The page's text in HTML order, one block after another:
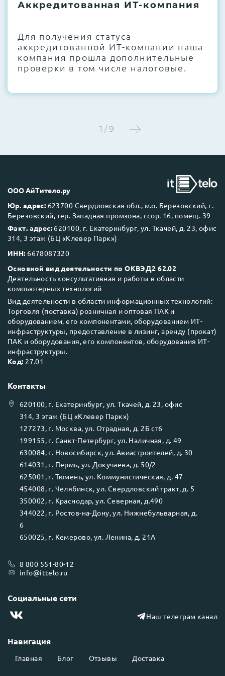
термоинтерфейсов, замена батареек
Этап 4:Стресс-тестирование под 100%
нагрузкой в течение 72 часов для
проверки стабильности всех подсистем
Next Business Day (NBD)
Аккредитованная ИТ-компания
Для получения статуса
аккредитованной ИТ-компании наша
компания прошла дополнительные
проверки в том числе налоговые.
1 / 9
ООО АйТитело.ру
Юр. адрес: 623700 Свердловская обл., м.о. Березовский, г.
Березовский, тер. Западная промзона, ссор. 16, помещ. 39
Факт. адрес: 620100, г. Екатеринбург, ул. Ткачей, д. 23, офис
314, 3 этаж (БЦ «Клевер Парк»)
ИНН: 6678087320
Основной вид деятельности по ОКВЭД2 62.02
Деятельность консультативная и работы в области
компьютерных технологий
Вид деятельности в области информационных технологий:
Торговля (поставка) розничная и оптовая ПАК и
оборудованием, его компонентами, оборудованием ИТ-
инфраструктуры, предоставление в лизинг, аренду (прокат)
ПАК и оборудования, его компонентов, оборудования ИТ-
инфраструктуры.
Код: 27.01
Навигация
Главная Блог Отзывы Доставка
Контакты
620100, г. Екатеринбург, ул.Ткачей, д. 23, офис
314, 3 этаж (БЦ «Клевер Парк»)
127273, г. Москва, ул. Отрадная, д. 2Б ст6
199155, г. Санкт-Петербург, ул. Наличная, д. 49
630084, г. Новосибирск, ул. Авиастроителей, д. 30
614031 , г. Пермь, ул. Докучаева, д. 50/2
625001 , г. Тюмень, ул. Коммунистическая, д. 47
454008, г. Челябинск, ул. Свердловский тракт, д. 5
350002, г. Краснодар, ул. Северная, д.490
344022, г. Ростов-на-Дону, ул. Нижнебульварная, д.
6
650025, г. Кемерово, ул. Ленина, д. 21А
8 800 551-80-12
info@ittelo.ru
Социальные сети
Наш телеграм канал